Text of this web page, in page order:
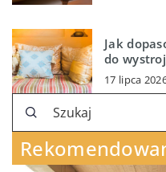
Jak
do
17 lipca